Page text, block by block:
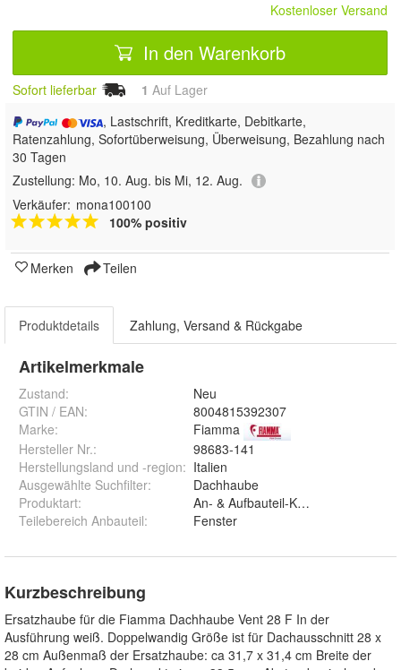
Kostenloser Versand
In den Warenkorb
Sofort lieferbar 1 Auf Lager
, Lastschrift, Kreditkarte, Debitkarte,
Ratenzahlung, Sofortüberweisung, Überweisung, Bezahlung nach
30 Tagen
Zustellung: Mo, 10. Aug. bis Mi, 12. Aug.
Verkäufer: mona100100
100% positiv
Merken Teilen
Produktdetails Zahlung, Versand & Rückgabe
Artikelmerkmale
Zustand:
Neu
GTIN / EAN:
8004815392307
Marke:
Fiamma
Hersteller Nr.:
98683-141
Herstellungsland und -region: Italien
Ausgewählte Suchfilter:
Dachhaube
Produktart:
An- & Aufbauteil-Karosserie
Teilebereich Anbauteil: Fenster
Kurzbeschreibung
Ersatzhaube für die Fiamma Dachhaube Vent 28 F In der
Ausführung weiß. Doppelwandig Größe ist für Dachausschnitt 28 x
28 cm Außenmaß der Ersatzhaube: ca 31,7 x 31,4 cm Breite der